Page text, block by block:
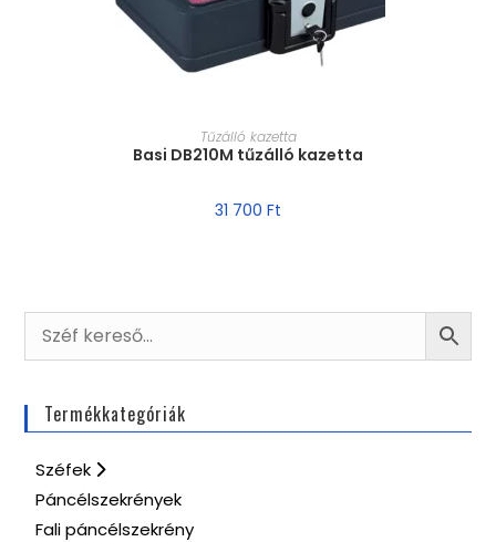
MÉRET VÁLASZTÁSA
Tűzálló kazetta
Basi DB210M tűzálló kazetta
31 700 Ft
Termékkategóriák
Széfek
Páncélszekrények
Fali páncélszekrény